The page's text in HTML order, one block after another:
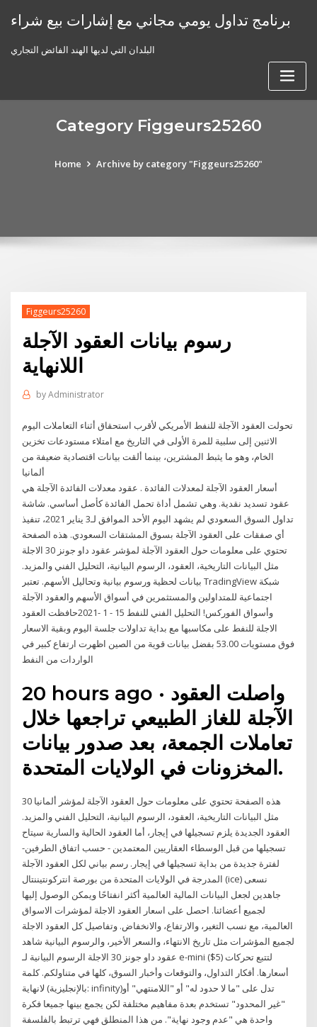
برنامج تداول يومي مجاني مع إشارات بيع شراء
البلدان التي لديها الهند الفائض التجاري
Category Figgeurs25260
Home Archive by category "Figgeurs25260"
Figgeurs25260
رسوم بيانات العقود الآجلة
اللانهاية
byAdministrator
تحولت العقود الآجلة للنفط الأمريكي لأقرب استحقاق أثناء التعاملات اليوم
الاثنين إلى سلبية للمرة الأولى في التاريخ مع امتلاء مستودعات تخزين
الخام، وهو ما يثبط المشترين، بينما ألقت بيانات اقتصادية ضعيفة من
ألمانيا
أسعار العقود الآجلة لمعدلات الفائدة . عقود معدلات الفائدة الآجلة هي
عقود تسديد نقدية. وهي تشمل أداة تحمل الفائدة كأصل أساسي. شاشة
تداول السوق السعودي لم يشهد اليوم الأحد الموافق لـ3 يناير 2021، تنفيذ
أي صفقات على العقود الآجلة بسوق المشتقات السعودي. هذه الصفحة
تحتوي على معلومات حول العقود الآجلة لمؤشر عقود داو جونز 30 الاجلة
مثل البيانات التاريخية، العقود، الرسوم البيانية، التحليل الفني والمزيد.
بيانات لحظية ورسوم بيانية وتحاليل الأسهم. تعتبر TradingView شبكة
اجتماعية للمتداولين والمستثمرين في أسواق الأسهم والعقود الآجلة
وأسواق الفوركس! التحليل الفني للنفط 15 - 1 -2021حافظت العقود
الاجلة للنفط على مكاسبها مع بداية تداولات جلسة اليوم وبقية الاسعار
فوق مستويات 53.00 بفضل بيانات قوية من الصين اظهرت ارتفاع كبير في
الواردات من النفط
20 hours ago · واصلت العقود
الآجلة للغاز الطبيعي تراجعها خلال
تعاملات الجمعة، بعد صدور بيانات
المخزونات في الولايات المتحدة.
هذه الصفحة تحتوي على معلومات حول العقود الآجلة لمؤشر ألمانيا 30
مثل البيانات التاريخية، العقود، الرسوم البيانية، التحليل الفني والمزيد.
العقود الجديدة يلزم تسجيلها في إيجار، أما العقود الحالية والسارية سيتاح
تسجيلها من قبل الوسطاء العقاريين المعتمدين - حسب اتفاق الطرفين-
لفترة جديدة من بداية تسجيلها في إيجار. رسم بياني لكل العقود الآجلة
المدرجة في الولايات المتحدة من بورصة انتركونتيننتال (ice) نسعى
جاهدين لجعل البيانات المالية العالمية أكثر انفتاحًا ويمكن الوصول إليها
لجميع أعضائنا. احصل على اسعار العقود الاجلة لمؤشرات الاسواق
العالمية، مع نسب التغير، والارتفاع، والانخفاض. وتفاصيل كل العقود الاجلة
لجميع المؤشرات مثل تاريخ الانتهاء، والسعر الأخير، والرسوم البيانية شاهد
الرسوم البيانية لـ ‎عقود داو جونز 30 الاجلة e-mini ($5)‎ لتتبع تحركات
أسعارها. أفكار التداول، والتوقعات وأخبار السوق، كلها في متناولكم. كلمة
لانهاية (بالإنجليزية: infinity)‏ تدل على "ما لا حدود له" أو "اللامنتهي" أو
"غير المحدود" تستخدم بعدة مفاهيم مختلفة لكن يجمع بينها جميعا فكرة
واحدة هي "عدم وجود نهاية". من هذا المنطلق فهي ترتبط بالفلسفة